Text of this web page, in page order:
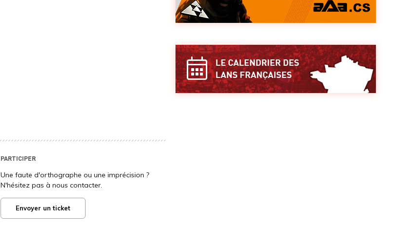
PARTICIPER
Une faute d'orthographe ou une imprécision ?
N'hésitez pas à nous contacter.
Envoyer un ticket